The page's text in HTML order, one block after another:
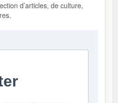
d’articles, de culture,